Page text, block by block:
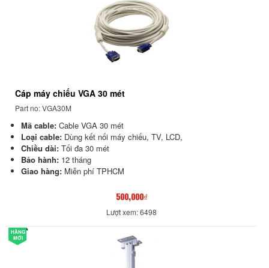
Cáp máy chiếu VGA 30 mét
Part no: VGA30M
Mã cable: Cable VGA 30 mét
Loại cable: Dùng kết nối máy chiếu, TV, LCD,
Chiều dài: Tối đa 30 mét
Bảo hành: 12 tháng
Giao hàng: Miễn phí TPHCM
500,000₫
Lượt xem: 6498
HÀNG
MỚI